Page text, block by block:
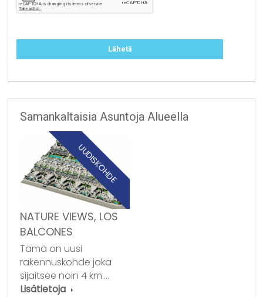
Samankaltaisia Asuntoja Alueella
UUDISKOHDE
NATURE VIEWS, LOS
BALCONES
Tämä on uusi
rakennuskohde joka
sijaitsee noin 4 km.…
Lisätietoja